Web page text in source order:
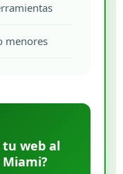
menores
web al